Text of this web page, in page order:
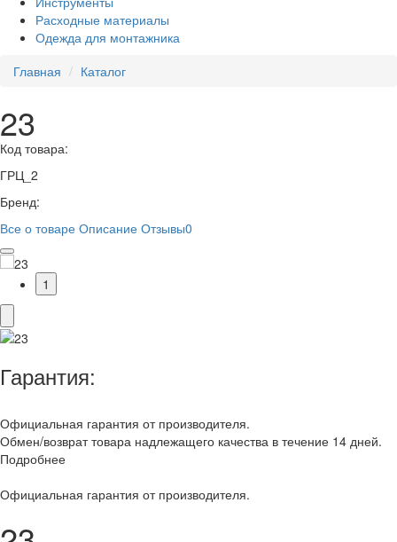
Расходные материалы
Одежда для монтажника
Главная
Каталог
23
Код товара:
ГРЦ_2
Бренд:
Все о товаре Описание Отзывы0
1
Гарантия:
Официальная гарантия от производителя.
Обмен/возврат товара надлежащего качества в течение 14 дней.
Подробнее
Официальная гарантия от производителя.